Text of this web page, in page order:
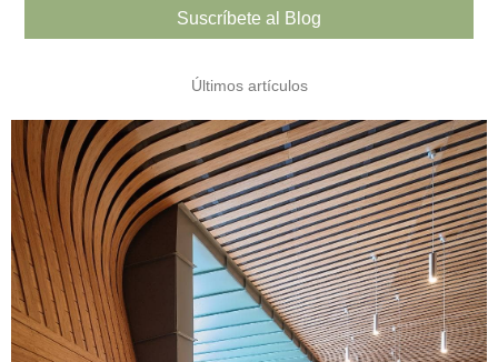
Suscríbete al Blog
Últimos artículos